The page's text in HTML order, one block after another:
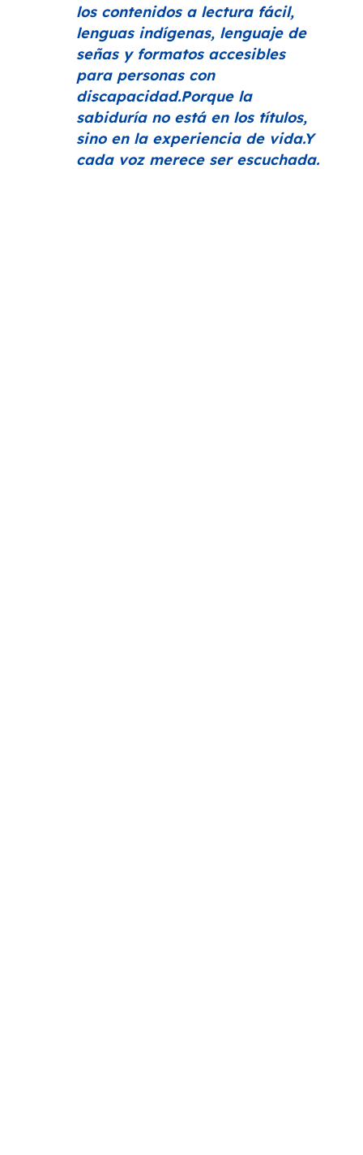
los contenidos a lectura fácil,
lenguas indígenas, lenguaje de
señas y formatos accesibles
para personas con
discapacidad.Porque la
sabiduría no está en los títulos,
sino en la experiencia de vida.Y
cada voz merece ser escuchada.